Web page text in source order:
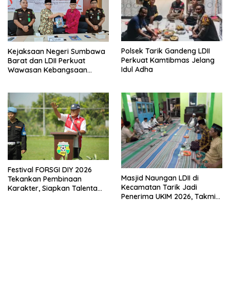
Kejaksaan Negeri Sumbawa
Barat dan LDII Perkuat
Wawasan Kebangsaan
Polsek Tarik Gandeng LDII
Perkuat Kamtibmas Jelang
Idul Adha
Festival FORSGI DIY 2026
Tekankan Pembinaan
Karakter, Siapkan Talenta
Masjid Naungan LDII di
Kecamatan Tarik Jadi
Penerima UKIM 2026, Takmir